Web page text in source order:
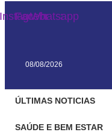
Facebook
Whatsapp
08/08/2026
ÚLTIMAS NOTICIAS
SAÚDE E BEM ESTAR